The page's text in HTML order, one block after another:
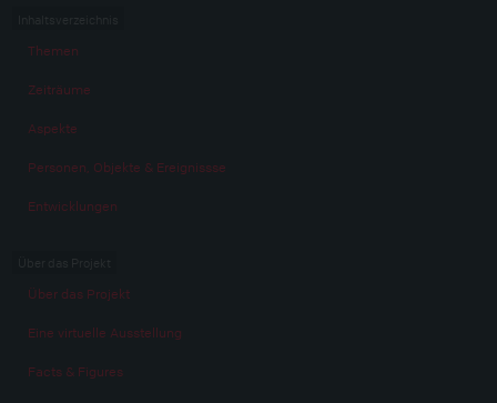
Themen
Zeiträume
Aspekte
Personen, Objekte & Ereignissse
Entwicklungen
Über das Projekt
Eine virtuelle Ausstellung
Facts & Figures